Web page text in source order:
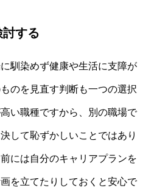
する
馴染めず健康や生活に支障が
のを見直す判断も一つの選択
い職種ですから、別の職場で
して恥ずかしいことではあり
には自分のキャリアプランを
を立てたりしておくと安心で